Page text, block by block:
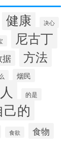
健康 决心
尼古丁
据 方法
烟民
的是
己的
食欲 食物